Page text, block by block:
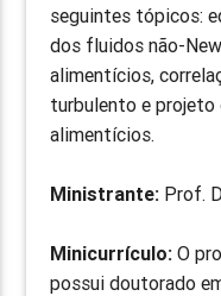
seguintes tópicos:
dos fluidos não-
alimentícios,
turbulento e
alimentícios.
Ministrante: Prof.
Minicurrículo:O
possui doutorado